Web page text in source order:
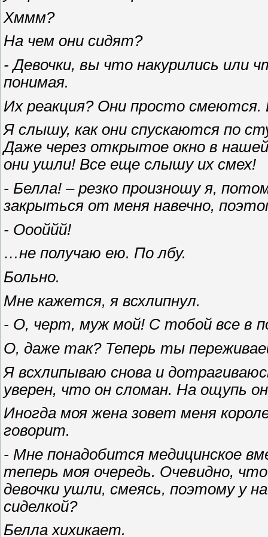
Хммм?
На чем они сидят?
- Девочки, вы что накурились или
понимая.
Их реакция? Они просто смеются.
Я слышу, как они спускаются по
Даже через открытое окно в
они ушли! Все еще слышу их смех!
- Белла! – резко произношу я,
закрыться от меня навечно,
- Оооййй!
…не получаю ею. По лбу.
Больно.
Мне кажется, я всхлипнул.
- О, черт, муж мой! С тобой все в
О, даже так? Теперь ты
Я всхлипываю снова и
уверен, что он сломан. На ощупь
Иногда моя жена зовет меня
говорит.
- Мне понадобится медицинское
теперь моя очередь. Очевидно,
девочки ушли, смеясь, поэтому у
сиделкой?
Белла хихикает.